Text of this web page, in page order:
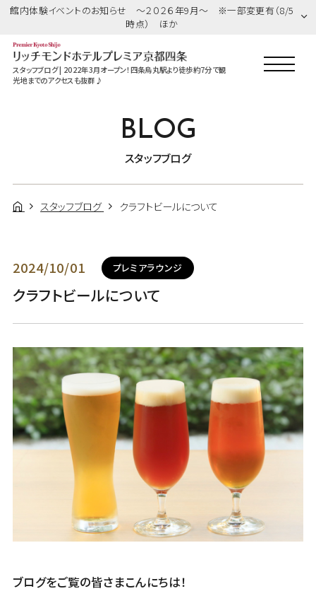
館内体験イベントのお知らせ ～２０２６年9月～ ※一部変更有（8/5
時点） ほか
スタッフブログ | 2022年3月オープン！四条烏丸駅より徒歩約7分で観
光地までのアクセスも抜群♪
BLOG
スタッフブログ
スタッフブログ クラフトビールについて
2024/10/01 プレミアラウンジ
クラフトビールについて
ブログをご覧の皆さまこんにちは！